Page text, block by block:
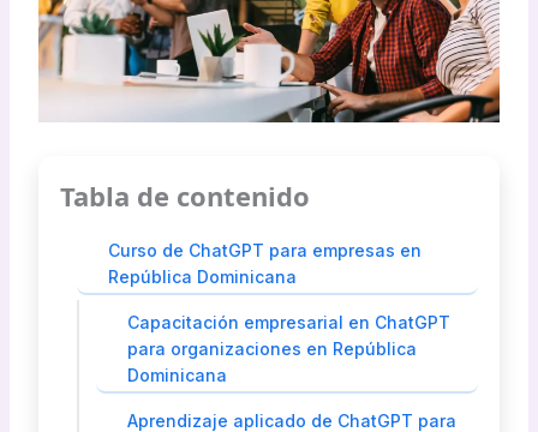
Tabla de contenido
Curso de ChatGPT para empresas en
República Dominicana
Capacitación empresarial en ChatGPT
para organizaciones en República
Dominicana
Aprendizaje aplicado de ChatGPT para